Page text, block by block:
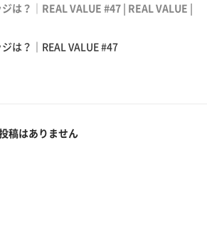
は？｜REAL VALUE #47 | REAL VALUE |
は？｜REAL VALUE #47
稿はありません